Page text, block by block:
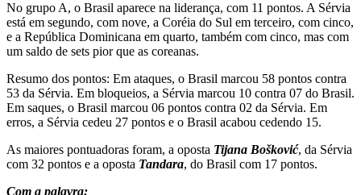
No grupo A, o Brasil aparece na liderança, com 11 pontos. A Sérvia
está em segundo, com nove, a Coréia do Sul em terceiro, com cinco,
e a República Dominicana em quarto, também com cinco, mas com
um saldo de sets pior que as coreanas.
Resumo dos pontos: Em ataques, o Brasil marcou 58 pontos contra
53 da Sérvia. Em bloqueios, a Sérvia marcou 10 contra 07 do Brasil.
Em saques, o Brasil marcou 06 pontos contra 02 da Sérvia. Em
erros, a Sérvia cedeu 27 pontos e o Brasil acabou cedendo 15.
As maiores pontuadoras foram, a oposta Tijana Bošković, da Sérvia
com 32 pontos e a oposta Tandara, do Brasil com 17 pontos.
Com a palavra: